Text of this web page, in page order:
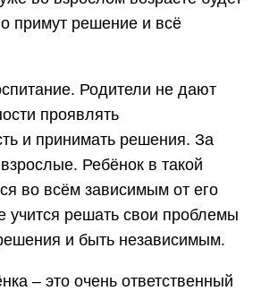
примут решение и всё
Родители не дают
проявлять
и принимать решения. За
Ребёнок в такой
во всём зависимым от его
учится решать свои проблемы
и быть независимым.
– это очень ответственный